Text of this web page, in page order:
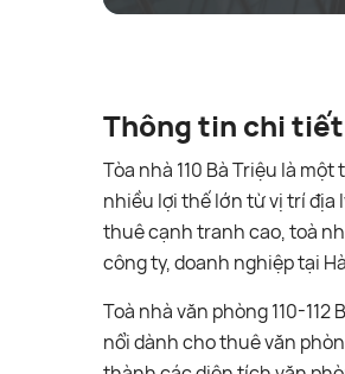
Thông tin chi tiết
Tòa nhà 110 Bà Triệu là
nhiều lợi thế lớn từ vị trí địa
thuê cạnh tranh cao, toà
công ty, doanh nghiệp tại
Toà nhà văn phòng 110-
nổi dành cho thuê văn